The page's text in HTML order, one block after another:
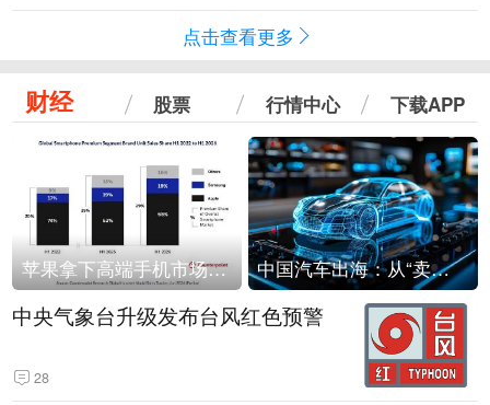
点击查看更多
财经 股票 行情中心 下载APP
苹果拿下高端手机市场65%的份额：iPhone 17系列功不可没 中国汽车出海：从“卖出去”到“走进去”
中央气象台升级发布台风红色预警
28